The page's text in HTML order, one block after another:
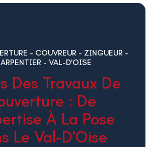
- COUVREUR - ZINGUEUR -
- VAL-D'OISE
Des Travaux De
: De
À La Pose
Le Val-D’Oise